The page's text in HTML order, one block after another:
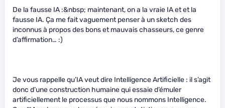
De la fausse IA :&nbsp; maintenant, on a la vraie IA et et la
fausse IA. Ça me fait vaguement penser à un sketch des
inconnus à propos des bons et mauvais chasseurs, ce genre
d’affirmation… :)
Je vous rappelle qu’IA veut dire Intelligence Artificielle : il s’agit
donc d’une construction humaine qui essaie d’émuler
artificiellement le processus que nous nommons Intelligence.